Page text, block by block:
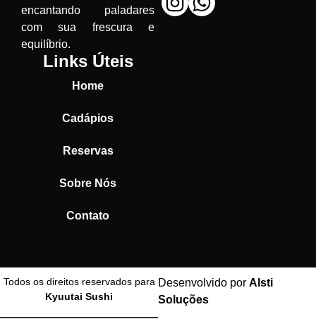
encantando paladares
com sua frescura e
equilíbrio.
Links Úteis
Home
Cadápios
Reservas
Sobre Nós
Contato
Todos os direitos reservados para
Kyuutai Sushi
Desenvolvido por Alsti
Soluções